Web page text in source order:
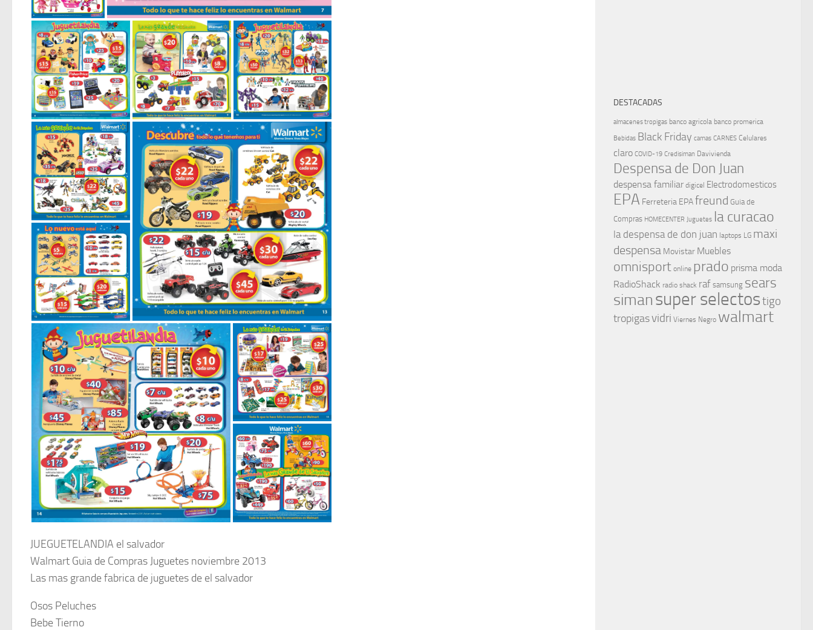
JUEGUETELANDIA el salvador
Walmart Guia de Compras Juguetes noviembre 2013
Las mas grande fabrica de juguetes de el salvador
Osos Peluches
Bebe Tierno
DESTACADAS
almacenes tropigas banco agricola banco promerica
Bebidas Black Friday camas CARNES Celulares
claro COVID-19 Credisiman Davivienda
Despensa de Don Juan
despensa familiar digicel Electrodomesticos
EPA Ferreteria EPAfreund Guia de
Compras HOMECENTER Juguetes la curacao
la despensa de don juan laptops LG maxi
despensa Movistar Muebles
omnisport online prado prisma moda
RadioShack radio shack raf samsung sears
simansuper selectostigo
tropigasvidri Viernes Negro walmart